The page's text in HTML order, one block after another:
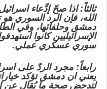
ثالثاً: اذا صحّ إدِّعاء
الله، فإن الرد السوري هو
دمشق وحلفائها، وفي
الإسرائيليين كانوا
سوري عسكري عملي.
رابعاً: مجرد الردّ على
يعني ان دمشق تؤكد
لتدحض صحة ما يُقال عن